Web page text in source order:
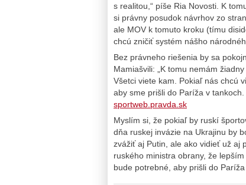
s realitou,“ píše Ria Novosti. K
si právny posudok návrhov zo
ale MOV k tomuto kroku (tímu
chcú zničiť systém nášho
Bez právneho riešenia by sa
Mamiašvili: „K tomu nemám
Všetci viete kam. Pokiaľ nás chcú
aby sme prišli do Paríža v
sportweb.pravda.sk
Myslím si, že pokiaľ by ruskí
dňa ruskej invázie na Ukrajinu by
zvážiť aj Putin, ale ako vidieť už aj
ruského ministra obrany, že
bude potrebné, aby prišli do